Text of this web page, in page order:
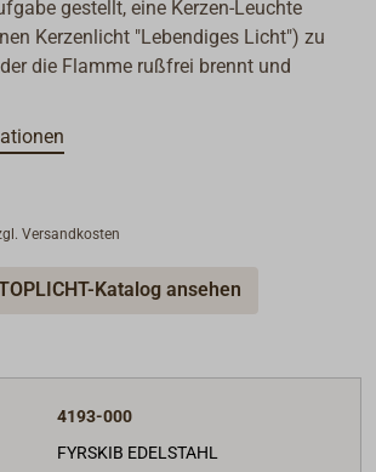
gestellt, eine Kerzen-Leuchte
Kerzenlicht "Lebendiges Licht") zu
die Flamme rußfrei brennt und
der präzisen Regulation von dosierter
bei gleichzeitiger Ableitung der
dänisches Design mit klassisch-
FYRSKIB ist aus poliertem
Wandhalter gehört
muss separat bestellt werden.
Versandkosten
Katalog ansehen
4193-000
FYRSKIB EDELSTAHL